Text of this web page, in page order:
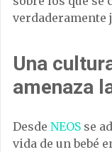
verdaderamente
Una
amenaza
Desde NEOS se
vida de un bebé